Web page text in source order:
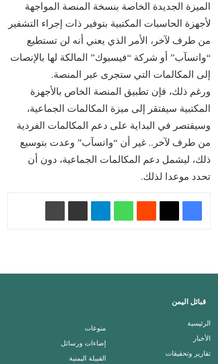
الميزة الجديدة الخاصة بنسخة المنصة المواجهة
ﻷجهزة الحاسبات المكتبية بتوفير ذات إجراء التشفير
من طرف ﻵخر، اﻷمر الذي يعني أنه لن تستطيع
“واتسآب” أو شركة “فيسبوك” المالكة لها باﻹنصات
إلى المكالمات التي ستجرى عبر المنصة.
ورغم ذلك، فإن تطبيق المنصة الخاص باﻷجهزة
المكتبية سيفتقر إلى ميزة المكالمات الجماعية،
وسيقتصر في البداية على دعم المكالمات الفردية
من طرف ﻵخر.. غير أن “واتسآب” وعدت بتوسيع
ذلك، ليشمل دعم المكالمات الجماعية، دون أن
تحدد موعدا لذلك.
واتساب تيلقرام
قبائل اليمن
الرئيسية
الأخبار
تقارير وتحقيقات
منوعات
إضاءات ورسائل
القبيلة اليمنية